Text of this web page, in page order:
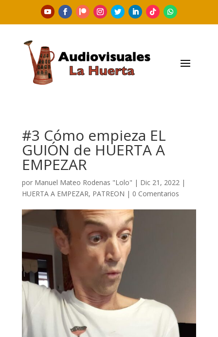
#3 Cómo empieza EL
GUIÓN de HUERTA A
EMPEZAR
por Manuel Mateo Rodenas "Lolo" | Dic 21, 2022 |
HUERTA A EMPEZAR, PATREON | 0 Comentarios